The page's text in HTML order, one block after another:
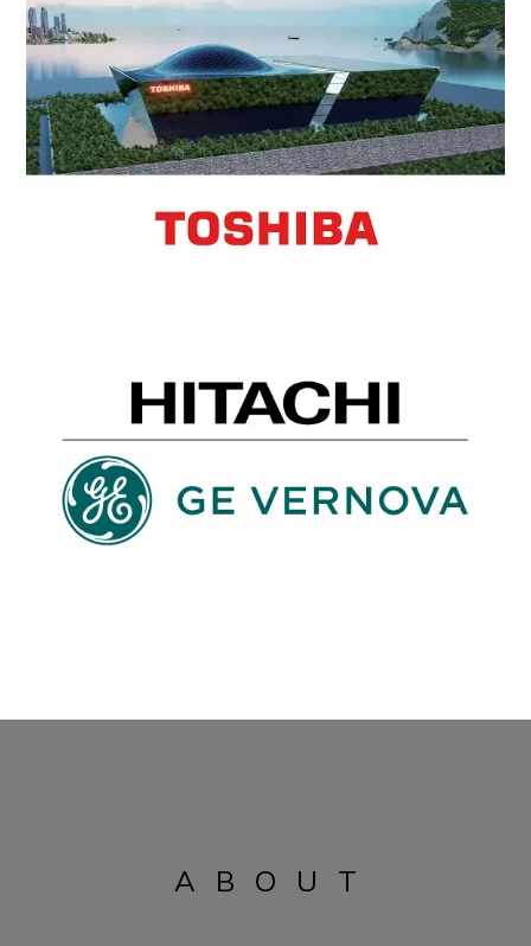
ABOUT